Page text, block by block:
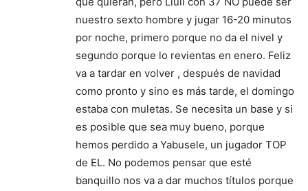
nuestro sexto hombre y jugar 16-20 minutos
por noche, primero porque no da el nivel y
segundo porque lo revientas en enero. Feliz
va a tardar en volver , después de navidad
como pronto y sino es más tarde, el domingo
estaba con muletas. Se necesita un base y si
es posible que sea muy bueno, porque
hemos perdido a Yabusele, un jugador TOP
de EL. No podemos pensar que esté
banquillo nos va a dar muchos títulos porque